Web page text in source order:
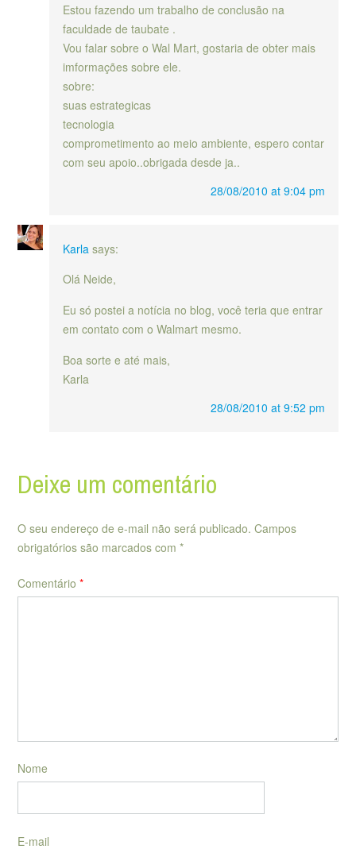
Estou fazendo um trabalho de conclusão na
faculdade de taubate .
Vou falar sobre o Wal Mart, gostaria de obter mais
imformações sobre ele.
sobre:
suas estrategicas
tecnologia
comprometimento ao meio ambiente, espero contar
com seu apoio..obrigada desde ja..
28/08/2010 at 9:04 pm
Karla says:
Olá Neide,
Eu só postei a notícia no blog, você teria que entrar
em contato com o Walmart mesmo.
Boa sorte e até mais,
Karla
28/08/2010 at 9:52 pm
Deixe um comentário
O seu endereço de e-mail não será publicado. Campos
obrigatórios são marcados com *
Comentário *
Nome
E-mail